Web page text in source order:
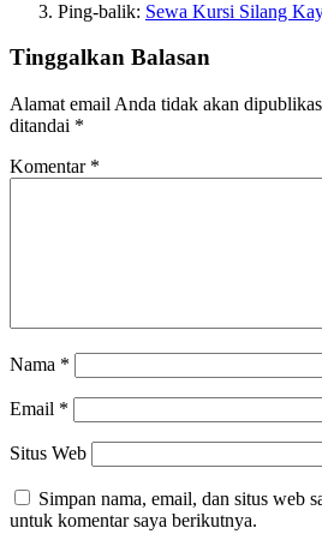
Ping-balik: Sewa Kursi Silang
Tinggalkan Balasan
Alamat email Anda tidak akan
ditandai *
Komentar *
Nama *
Email *
Situs Web
Simpan nama, email, dan situs web
untuk komentar saya berikutnya.